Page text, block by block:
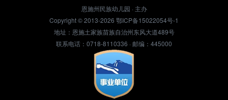
恩施州民族幼儿园 · 主办
Copyright © 2013-2026 鄂ICP备15022054号-1
地址：恩施土家族苗族自治州东风大道489号
联系电话：0718-8110336 · 邮编：445000